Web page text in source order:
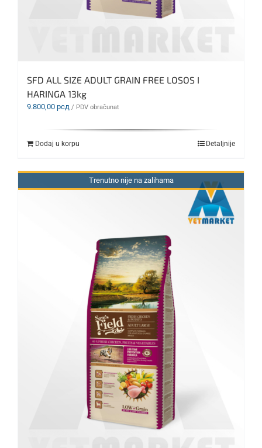
SFD ALL SIZE ADULT GRAIN FREE LOSOS I
HARINGA 13kg
9.800,00 рсд / PDV obračunat
Dodaj u korpu Detaljnije
Trenutno nije na zalihama